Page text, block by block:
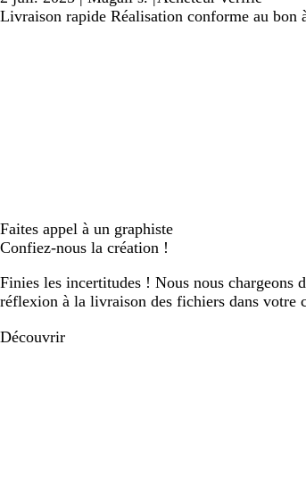
Livraison rapide Réalisation conforme au bon
Faites appel à un graphiste
Confiez-nous la création !
Finies les incertitudes ! Nous nous chargeons
réflexion à la livraison des fichiers dans votre
Découvrir